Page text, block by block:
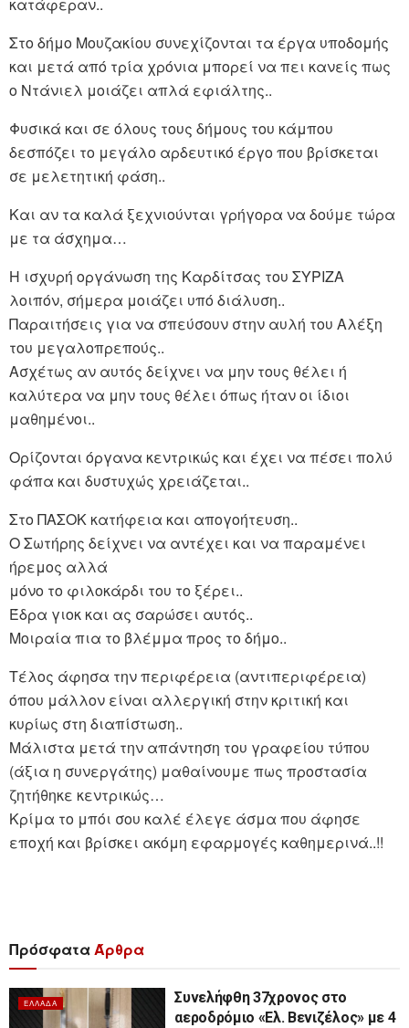
Στο δήμο Μουζακίου συνεχίζονται τα έργα υποδομής
και μετά από τρία χρόνια μπορεί να πει κανείς πως
ο Ντάνιελ μοιάζει απλά εφιάλτης..
Φυσικά και σε όλους τους δήμους του κάμπου
δεσπόζει το μεγάλο αρδευτικό έργο που βρίσκεται
σε μελετητική φάση..
Και αν τα καλά ξεχνιούνται γρήγορα να δούμε τώρα
με τα άσχημα…
Η ισχυρή οργάνωση της Καρδίτσας του ΣΥΡΙΖΑ
λοιπόν, σήμερα μοιάζει υπό διάλυση..
Παραιτήσεις για να σπεύσουν στην αυλή του Αλέξη
του μεγαλοπρεπούς..
Ασχέτως αν αυτός δείχνει να μην τους θέλει ή
καλύτερα να μην τους θέλει όπως ήταν οι ίδιοι
μαθημένοι..
Ορίζονται όργανα κεντρικώς και έχει να πέσει πολύ
φάπα και δυστυχώς χρειάζεται..
Στο ΠΑΣΟΚ κατήφεια και απογοήτευση..
Ο Σωτήρης δείχνει να αντέχει και να παραμένει
ήρεμος αλλά
μόνο το φιλοκάρδι του το ξέρει..
Έδρα γιοκ και ας σαρώσει αυτός..
Μοιραία πια το βλέμμα προς το δήμο..
Τέλος άφησα την περιφέρεια (αντιπεριφέρεια)
όπου μάλλον είναι αλλεργική στην κριτική και
κυρίως στη διαπίστωση..
Μάλιστα μετά την απάντηση του γραφείου τύπου
(άξια η συνεργάτης) μαθαίνουμε πως προστασία
ζητήθηκε κεντρικώς…
Κρίμα το μπόι σου καλέ έλεγε άσμα που άφησε
εποχή και βρίσκει ακόμη εφαρμογές καθημερινά..!!
ΠρόσφαταΆρθρα
ΕΛΛΆΔΑ
Συνελήφθη 37χρονος στο
αεροδρόμιο «Ελ. Βενιζέλος» με 4